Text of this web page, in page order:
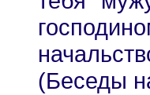
(Беседы